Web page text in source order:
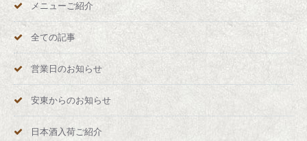
メニューご紹介
全ての記事
営業日のお知らせ
安東からのお知らせ
日本酒入荷ご紹介